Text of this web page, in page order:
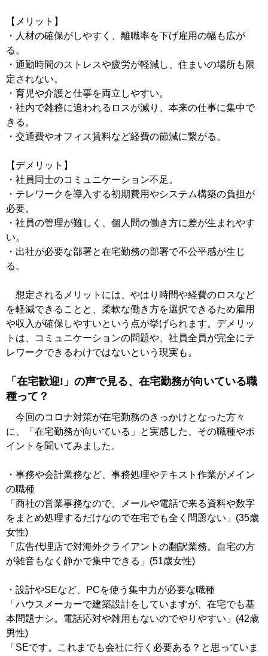
【メリット】
・人材の確保がしやすく、離職率を下げ雇用の幅も広が
る。
・通勤時間のストレスや疲労が軽減し、住まいの場所も限
定されない。
・育児や介護と仕事を両立しやすい。
・社内で雑務に追われるロスが減り、本来の仕事に集中で
きる。
・交通費やオフィス賃料など経費の節減に繋がる。
【デメリット】
・社員同士のコミュニケーション不足。
・テレワークを導入する初期費用やシステム構築の負担が
必要。
・社員の管理が難しく、個人間の働き方に差が生まれやす
い。
・出社が必要な部署と在宅勤務の部署で不公平感が生じ
る。
想定されるメリットには、やはり時間や経費のロスなど
を軽減できることと、柔軟な働き方を選択できるため雇用
や収入が確保しやすいという点が挙げられます。デメリッ
トは、コミュニケーションの問題や、社員全員が完全にテ
レワークできるわけではないという現実も。
「在宅歓迎!」の声で見る、在宅勤務が向いている職
種って？
今回のコロナ対策が在宅勤務のきっかけとなった方々
に、「在宅勤務が向いている」と実感した、その職種やポ
イントを聞いてみました。
・事務や会計業務など、事務処理やテキスト作業がメイン
の職種
「商社の営業事務なので、メールや電話で来る資料や数字
をまとめ処理するだけなので在宅でも全く問題ない」(35歳
女性)
「広告代理店で対海外クライアントの翻訳業務。自宅の方
が雑音もなく静かで集中できる」(51歳女性)
・設計やSEなど、PCを使う集中力が必要な職種
「ハウスメーカーで建築設計をしていますが、在宅でも基
本問題ナシ。電話応対や雑用もないのでやりやすい」(42歳
男性)
「SEです。これまでも会社に行く必要ある？と思っていま